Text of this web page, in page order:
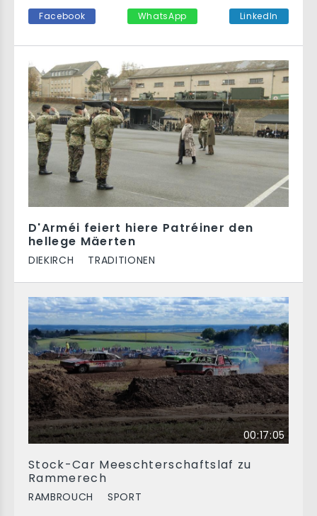
D'Arméi feiert hiere Patréiner den
hellege Mäerten
DIEKIRCH TRADITIONEN
00:17:05
Stock-Car Meeschterschaftslaf zu
Rammerech
RAMBROUCH SPORT
Facebook WhatsApp LinkedIn